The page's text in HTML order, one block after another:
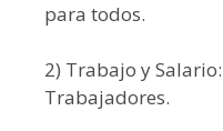
para todos.
2) Trabajo y
Trabajadores.